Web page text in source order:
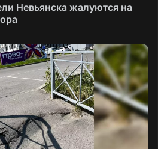
Невьянска жалуются на